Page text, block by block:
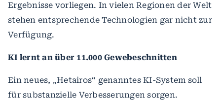
Ergebnisse vorliegen. In vielen Regionen der Welt
stehen entsprechende Technologien gar nicht zur
Verfügung.
KI lernt an über 11.000 Gewebeschnitten
Ein neues, „Hetairos“ genanntes KI-System soll
für substanzielle Verbesserungen sorgen.